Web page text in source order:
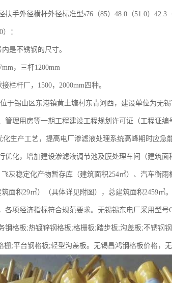
手外径横杆外径标准型s76（85）48.0（51.0）42.3
：
是不锈钢的尺寸。
，三杆1200mm
栏杆厂，1500，2000mm四种。
于锡山区东港镇黄土塘村东青河西，建设单位为无
管理用房等一期工程建设工程规划许可证（工程证编
化生产工艺，提高电厂渗滤液处理系统高峰期时应
优化，增加建设渗滤液调节池及膜处理车间（建筑面
灰稳定化产物暂存库（建筑面积254㎡）、汽车衡
面积29㎡）（具体详见附图），总建筑面积2459㎡
项经济指标符合规范要求。无锡锡东电厂采用型号
钢格板;热镀锌钢格板;格栅板;踏步板;沟盖板;不锈钢
;平台钢格板;轻型沟盖板。无锡昌鸿钢格板价格，